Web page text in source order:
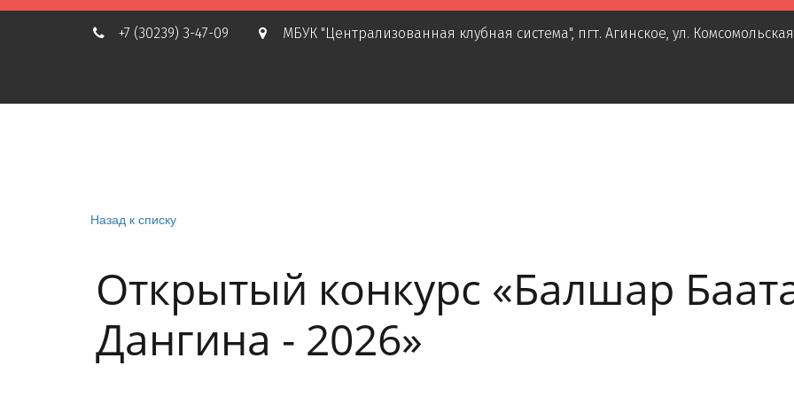
+7 (30239) 3-47-09 МБУК "Централизованная клубная система", пгт. Агинское, ул.
Назад к списку
Открытый конкурс «Балшар
Дангина - 2026»